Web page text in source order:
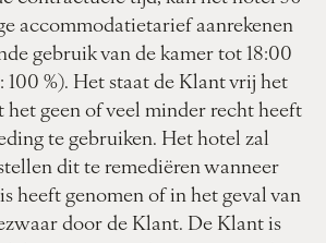
accommodatietarief aanrekenen
gebruik van de kamer tot 18:00
100 %). Het staat de Klant vrij het
geen of veel minder recht heeft
te gebruiken. Het hotel zal
dit te remediëren wanneer
heeft genomen of in het geval van
door de Klant. De Klant is